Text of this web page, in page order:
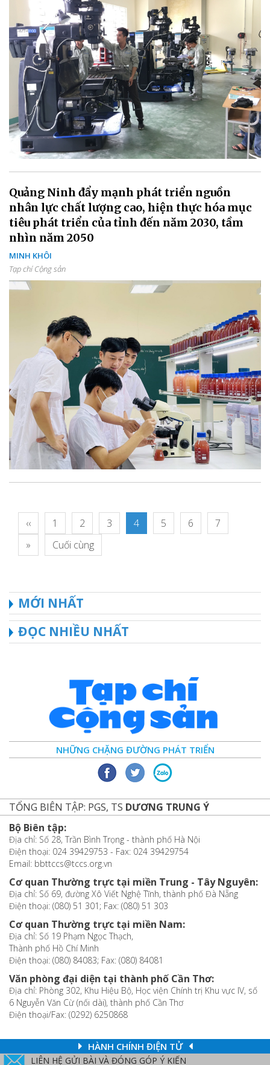
Quảng Ninh đẩy mạnh phát triển nguồn
nhân lực chất lượng cao, hiện thực hóa mục
tiêu phát triển của tỉnh đến năm 2030, tầm
nhìn năm 2050
MINH KHÔI
Tạp chí Cộng sản
‹‹ 1 2 3 4 5 6
7
»
Cuối cùng
MỚI NHẤT
ĐỌC NHIỀU NHẤT
NHỮNG CHẶNG ĐƯỜNG PHÁT TRIỂN
TỔNG BIÊN TẬP: PGS, TS DƯƠNG TRUNG Ý
Bộ Biên tập:
Địa chỉ: Số 28, Trần Bình Trọng - thành phố Hà Nội
Điện thoại: 024 39429753 - Fax: 024 39429754
Email: bbttccs@tccs.org.vn
Cơ quan Thường trực tại miền Trung - Tây Nguyên:
Địa chỉ: Số 69, đường Xô Viết Nghệ Tĩnh, thành phố Đà Nẵng
Điện thoại: (080) 51 301; Fax: (080) 51 303
Cơ quan Thường trực tại miền Nam:
Địa chỉ: Số 19 Phạm Ngọc Thạch,
Thành phố Hồ Chí Minh
Điện thoại: (080) 84083; Fax: (080) 84081
Văn phòng đại diện tại thành phố Cần Thơ:
Địa chỉ: Phòng 302, Khu Hiệu Bộ, Học viện Chính trị Khu vực IV, số
6 Nguyễn Văn Cừ (nối dài), thành phố Cần Thơ
Điện thoại/Fax: (0292) 6250868
HÀNH CHÍNH ĐIỆN TỬ
LIÊN HỆ GỬI BÀI VÀ ĐÓNG GÓP Ý KIẾN